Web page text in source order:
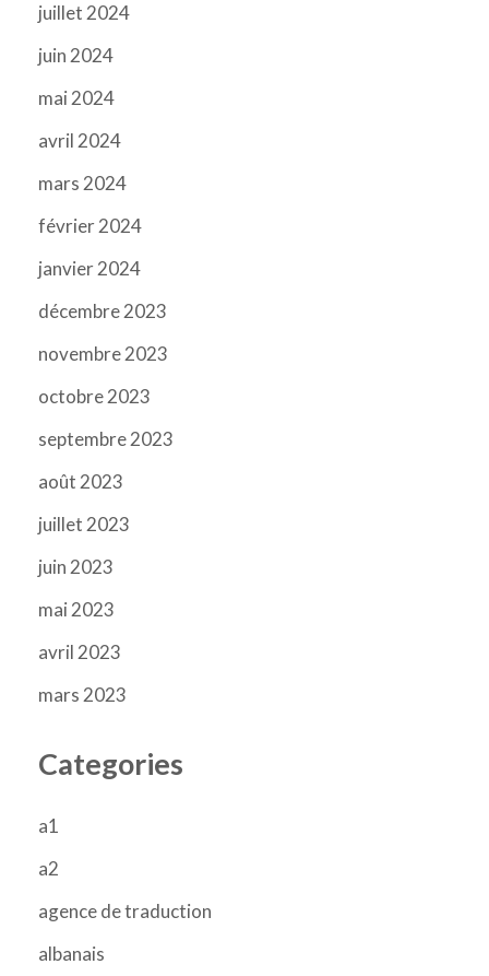
juillet 2024
juin 2024
mai 2024
avril 2024
mars 2024
février 2024
janvier 2024
décembre 2023
novembre 2023
octobre 2023
septembre 2023
août 2023
juillet 2023
juin 2023
mai 2023
avril 2023
mars 2023
Categories
a1
a2
agence de traduction
albanais